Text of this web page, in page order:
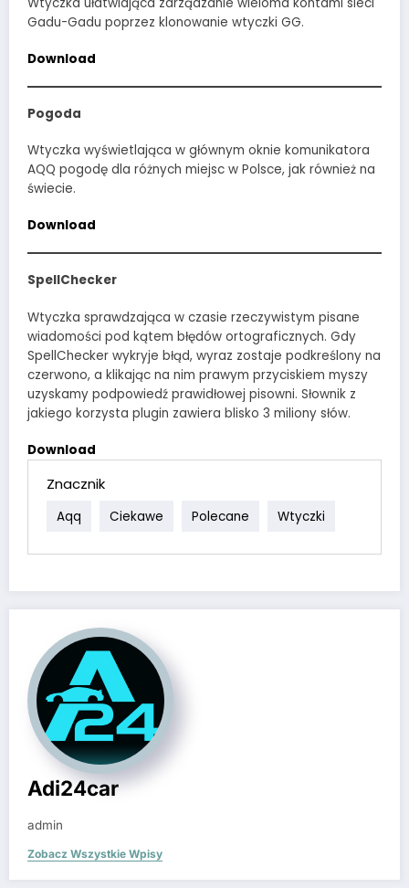
Gadu-Gadu poprzez klonowanie wtyczki GG.
Download
Pogoda
Wtyczka wyświetlająca w głównym oknie komunikatora
AQQ pogodę dla różnych miejsc w Polsce, jak również na
świecie.
Download
SpellChecker
Wtyczka sprawdzająca w czasie rzeczywistym pisane
wiadomości pod kątem błędów ortograficznych. Gdy
SpellChecker wykryje błąd, wyraz zostaje podkreślony na
czerwono, a klikając na nim prawym przyciskiem myszy
uzyskamy podpowiedź prawidłowej pisowni. Słownik z
jakiego korzysta plugin zawiera blisko 3 miliony słów.
Download
Znacznik
Aqq Ciekawe Polecane Wtyczki
Adi24car
admin
Zobacz Wszystkie Wpisy